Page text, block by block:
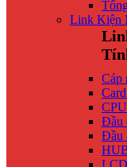
Link Kiện
Cáp
CPU
Đầu
Đầu
LCD